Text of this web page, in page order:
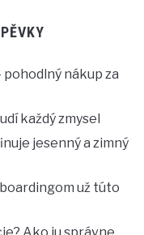
nákup za
každý zmysel
jesenný a zimný
už túto